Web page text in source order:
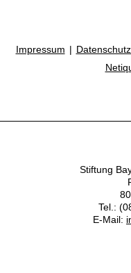
Impressum
Stiftung
Tel.:
E-Mail: